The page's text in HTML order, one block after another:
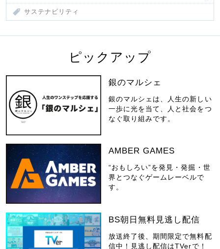
サステナビリティ
ピックアップ
銀のマルシェ
銀のマルシェは、人生の新しい
一歩に光を当て、人と社会をつ
なぐ取り組みです。
AMBER GAMES
“おもしろい”を発見・発掘・世
界とつなぐゲームレーベルで
す。
BS朝日無料見逃し配信
放送終了後、期間限定で無料配
信中！見逃し配信はTVerで！